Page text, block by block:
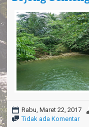
Rabu, Maret 22, 2017
Tidak ada Komentar